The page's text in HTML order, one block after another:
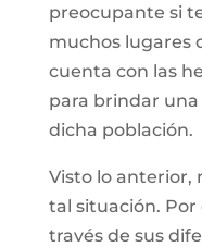
preocupante si
muchos lugares
cuenta con las
para brindar
dicha población.
Visto lo anterior,
tal situación. Por
través de sus